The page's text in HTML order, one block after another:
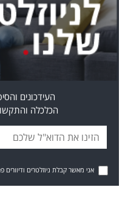
העידכונים
הכלכלה
אני מאשר קבלת ניוזלטרים ודיוורים